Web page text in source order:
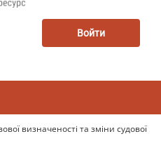
Войти
визначеності та зміни судової